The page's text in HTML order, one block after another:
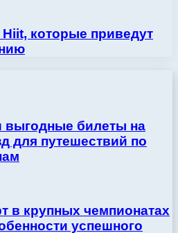
которые приведут
выгодные билеты на
для путешествий по
в крупных чемпионатах
успешного